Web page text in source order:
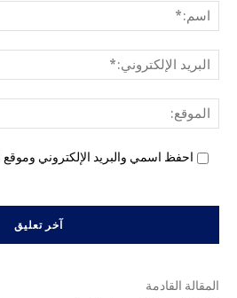
احفظ اسمي والبريد الإلكتروني
المقالة القادمة